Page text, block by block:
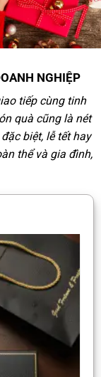
NGHIỆP
tiếp cùng tinh
quà cũng là nét
biệt, lễ tết hay
thể và gia đình,